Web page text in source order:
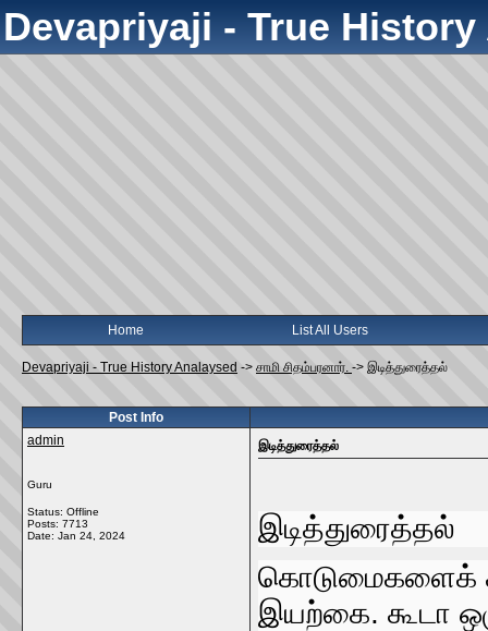
Devapriyaji - True
Home List All Users
Devapriyaji - True History Analaysed -> சாமி சிதம்பரனார். -> இடித்துரைத்தல்‌
Post Info
admin
Guru
Status: Offline
Posts: 7713
Date: Jan 24, 2024
இடித்துரைத்தல்‌
இடித்துரைத்தல்‌
கொடுமைகளைக்‌
இயற்கை. கூடா